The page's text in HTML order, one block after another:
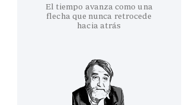
El tiempo avanza como una
flecha que nunca retrocede
hacia atrás